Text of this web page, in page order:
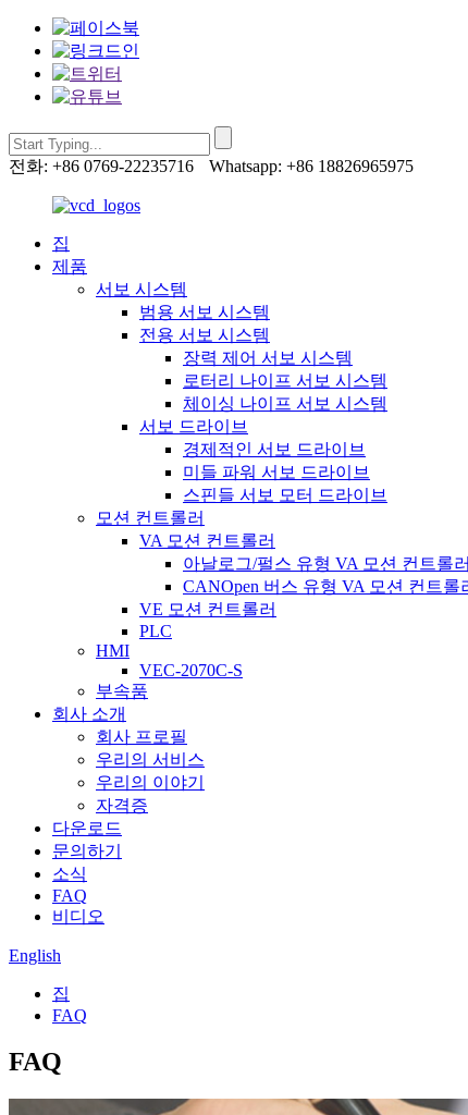
전화: +86 0769-22235716 Whatsapp: +86 18826965975
집
제품
서보 시스템
범용 서보 시스템
전용 서보 시스템
장력 제어 서보 시스템
로터리 나이프 서보 시스템
체이싱 나이프 서보 시스템
서보 드라이브
경제적인 서보 드라이브
미들 파워 서보 드라이브
스핀들 서보 모터 드라이브
모션 컨트롤러
VA 모션 컨트롤러
아날로그/펄스 유형 VA 모션 컨트롤러
CANOpen 버스 유형 VA 모션 컨트롤
VE 모션 컨트롤러
PLC
HMI
VEC-2070C-S
부속품
회사 소개
회사 프로필
우리의 서비스
우리의 이야기
자격증
다운로드
문의하기
소식
FAQ
비디오
English
집
FAQ
FAQ